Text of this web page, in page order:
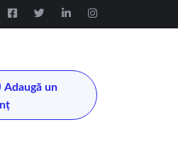
Adaugă un